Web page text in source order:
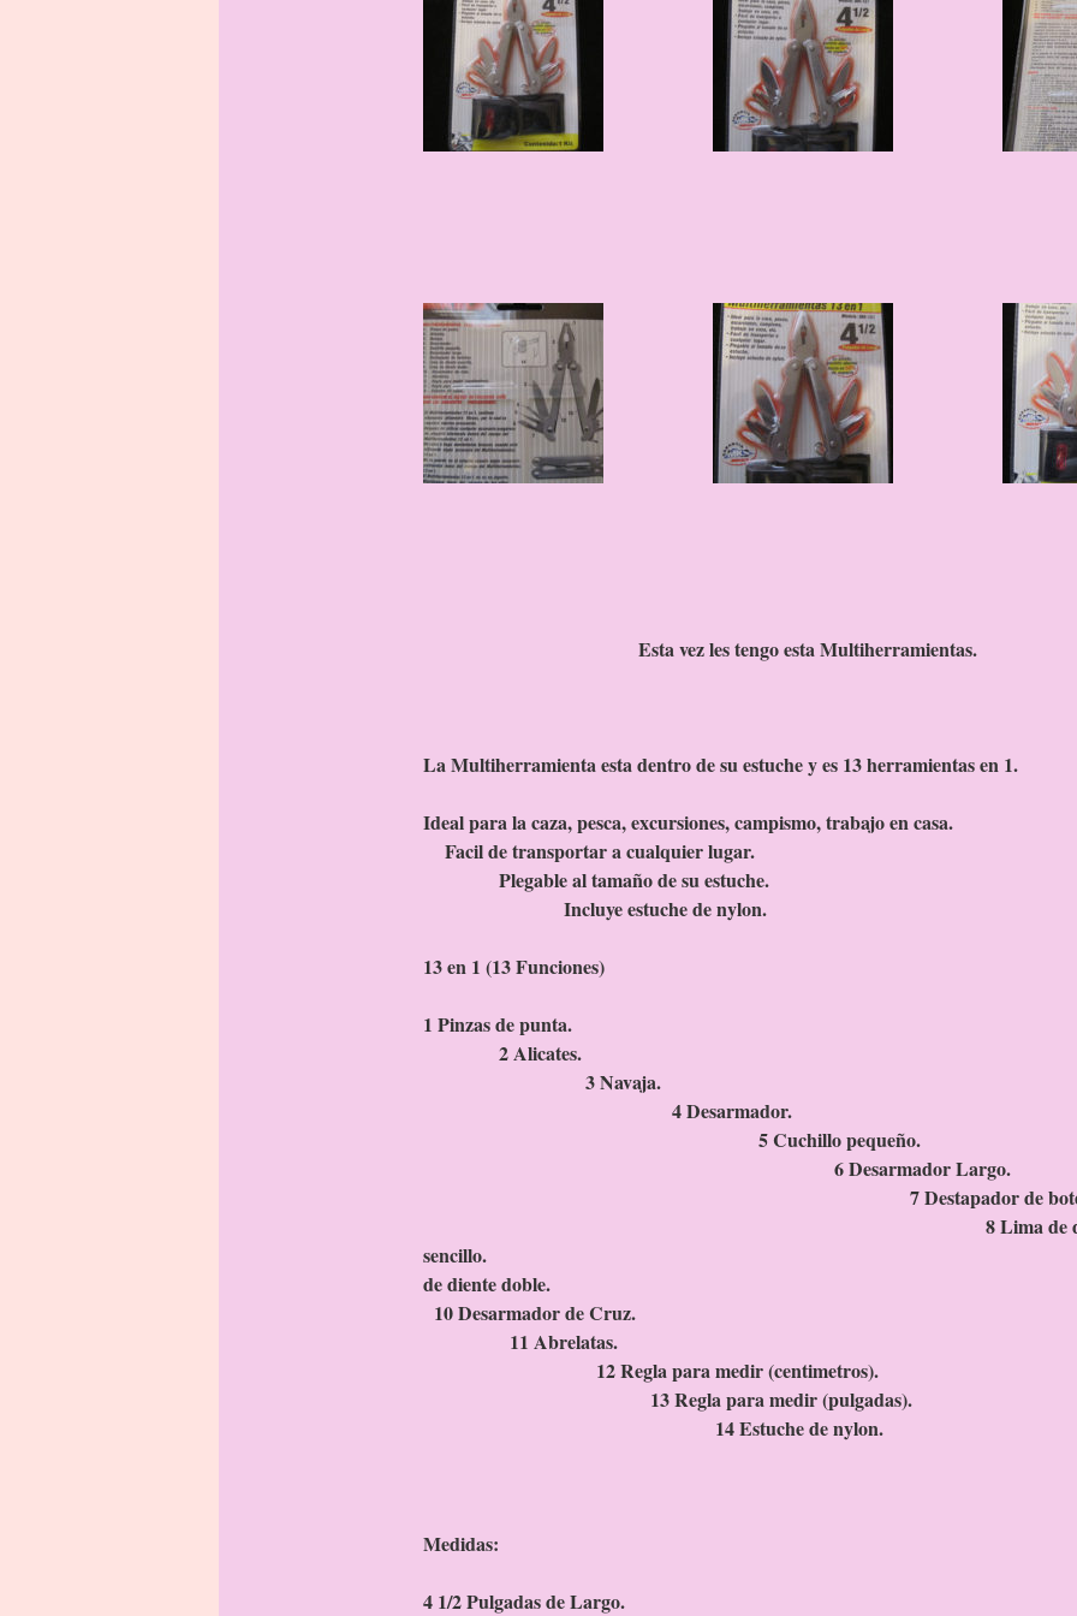
Esta vez les tengo esta Multiherramientas.
La Multiherramienta esta dentro de su estuche y es 13 herramientas en 1.
Ideal para la caza, pesca, excursiones, campismo,
Facil de transportar a cualquier
Plegable al tamaño de su
Incluye estuche de nylon.
13 en 1 (13 Funciones)
1 Pinzas de
2
3
4
5 Cuchillo
6 Desarmador
7 Destapador de
8 Lima de
sencillo. 9
de diente
10 Desarmador de
11
12 Regla para medir
13 Regla para medir
14 Estuche de nylon.
Medidas:
4 1/2 Pulgadas de Largo.